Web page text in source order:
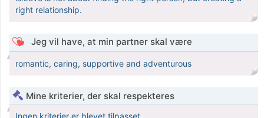
right relationship.
Jeg vil have, at min partner skal være
romantic, caring, supportive and adventurous
Mine kriterier, der skal respekteres